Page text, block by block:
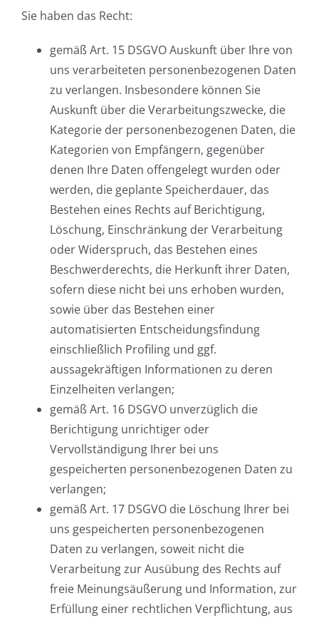
Sie haben das Recht:
gemäß Art. 15 DSGVO Auskunft über Ihre von
uns verarbeiteten personenbezogenen Daten
zu verlangen. Insbesondere können Sie
Auskunft über die Verarbeitungszwecke, die
Kategorie der personenbezogenen Daten, die
Kategorien von Empfängern, gegenüber
denen Ihre Daten offengelegt wurden oder
werden, die geplante Speicherdauer, das
Bestehen eines Rechts auf Berichtigung,
Löschung, Einschränkung der Verarbeitung
oder Widerspruch, das Bestehen eines
Beschwerderechts, die Herkunft ihrer Daten,
sofern diese nicht bei uns erhoben wurden,
sowie über das Bestehen einer
automatisierten Entscheidungsfindung
einschließlich Profiling und ggf.
aussagekräftigen Informationen zu deren
Einzelheiten verlangen;
gemäß Art. 16 DSGVO unverzüglich die
Berichtigung unrichtiger oder
Vervollständigung Ihrer bei uns
gespeicherten personenbezogenen Daten zu
verlangen;
gemäß Art. 17 DSGVO die Löschung Ihrer bei
uns gespeicherten personenbezogenen
Daten zu verlangen, soweit nicht die
Verarbeitung zur Ausübung des Rechts auf
freie Meinungsäußerung und Information, zur
Erfüllung einer rechtlichen Verpflichtung, aus